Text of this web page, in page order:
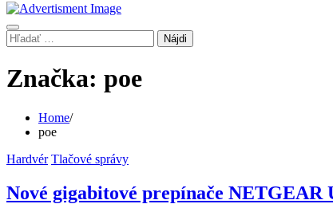
Hľadať:
Značka: poe
Home
poe
Hardvér Tlačové správy
Nové gigabitové prepínače NETGEAR